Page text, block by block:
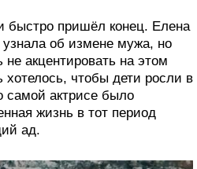
быстро пришёл конец. Елена
об измене мужа, но
не акцентировать на этом
чтобы дети росли в
самой актрисе было
жизнь в тот период
ад.